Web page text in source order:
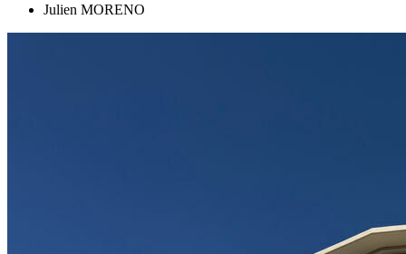
Julien MORENO